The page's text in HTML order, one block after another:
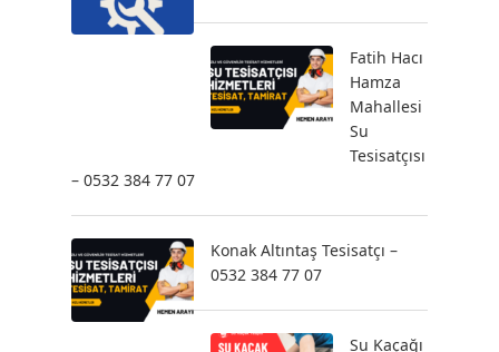
Fatih Hacı
Hamza
Mahallesi
Su
Tesisatçısı
– 0532 384 77 07
Konak Altıntaş Tesisatçı –
0532 384 77 07
Su Kaçağı